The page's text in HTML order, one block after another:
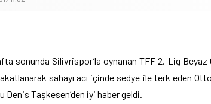
sonunda Silivrispor’la oynanan TFF 2. Lig Beyaz
sahayı acı içinde sedye ile terk eden
Denis Taşkesen’den iyi haber geldi.